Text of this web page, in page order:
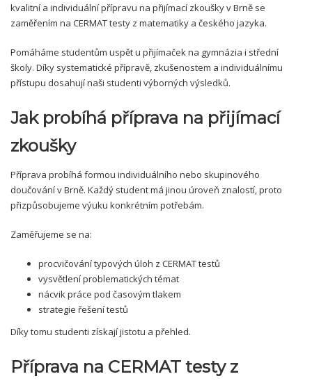
kvalitní a individuální přípravu na přijímací zkoušky v Brně se
zaměřením na CERMAT testy z matematiky a českého jazyka.
Pomáháme studentům uspět u přijímaček na gymnázia i střední
školy. Díky systematické přípravě, zkušenostem a individuálnímu
přístupu dosahují naši studenti výborných výsledků.
Jak probíhá příprava na přijímací
zkoušky
Příprava probíhá formou individuálního nebo skupinového
doučování v Brně. Každý student má jinou úroveň znalostí, proto
přizpůsobujeme výuku konkrétním potřebám.
Zaměřujeme se na:
procvičování typových úloh z CERMAT testů
vysvětlení problematických témat
nácvik práce pod časovým tlakem
strategie řešení testů
Díky tomu studenti získají jistotu a přehled.
Příprava na CERMAT testy z